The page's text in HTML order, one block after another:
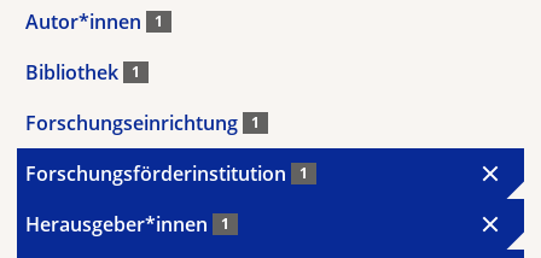
Autor*innen 1
Bibliothek 1
Forschungseinrichtung 1
Forschungsförderinstitution 1
Herausgeber*innen 1